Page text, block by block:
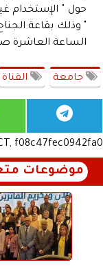
حول " الإستخدام
" وذلك بقاعة
الساعة العاشرة
جامعة القناة
f08c47fec0942fa0
موضوعات